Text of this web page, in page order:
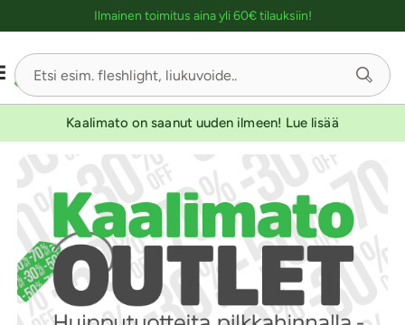
Ilmainen toimitus aina yli 60€ tilauksiin!
Kaalimato on saanut uuden ilmeen! Lue lisää